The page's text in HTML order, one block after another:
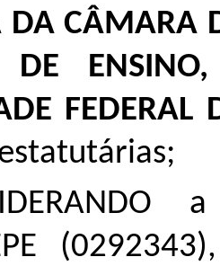
CÂMARA
DE